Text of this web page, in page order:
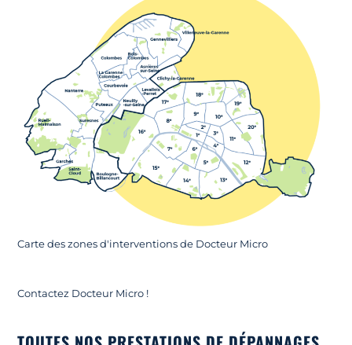
Carte des zones d'interventions de Docteur Micro
Contactez Docteur Micro !